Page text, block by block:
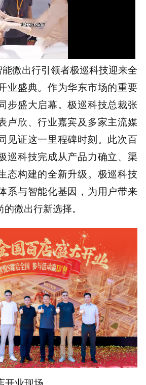
Loaded
100.00%
微出行引领者极巡科技迎来全
业盛典。作为华东市场的重要
步盛大启幕。极巡科技总裁张
卢欣、行业嘉宾及多家主流媒
见证这一里程碑时刻。此次百
巡科技完成从产品力确立、渠
态构建的全新升级。极巡科技
系与智能化基因，为用户带来
微出行新选择。
开业现场